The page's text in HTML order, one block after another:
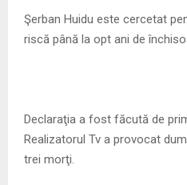
E
U
Şerban Huidu este cercetat
riscă până la opt ani de
Declaraţia a fost făcută de
Realizatorul Tv a provocat
trei morţi.